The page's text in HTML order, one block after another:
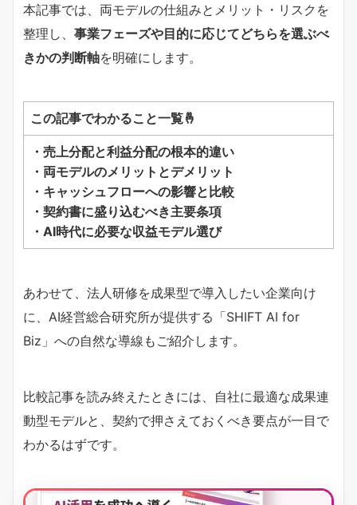
本記事では、両モデルの仕組みとメリット・リスクを
整理し、 事業フェーズや目的に応じてどちらを選ぶべ
きかの判断軸を明確にします。
この記事でわかること一覧🤞
・売上分配と利益分配の根本的違い
・両モデルのメリットとデメリット
・キャッシュフローへの影響と比較
・契約書に盛り込むべき主要条項
・AI時代に必要な収益モデル選び
あわせて、法人研修を成果型で導入したい企業向け
に、AI経営総合研究所が提供する「SHIFT AI for
Biz」への自然な導線もご紹介します。
比較記事を読み終えたときには、自社に最適な成果連
動型モデルと、契約で押さえておくべき要点が一目で
わかるはずです。